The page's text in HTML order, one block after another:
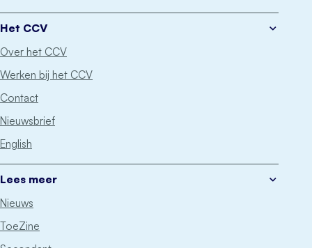
Het CCV
Over het CCV
Werken bij het CCV
Contact
Nieuwsbrief
English
Lees meer
Nieuws
ToeZine